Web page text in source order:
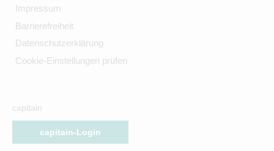
Impressum
Barrierefreiheit
Datenschutzerklärung
Cookie-Einstellungen prüfen
capitain
capitain-Login